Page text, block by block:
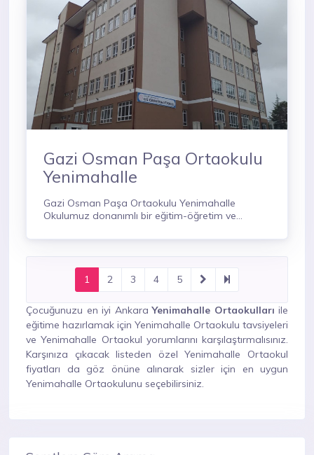
Gazi Osman Paşa Ortaokulu
Yenimahalle
Gazi Osman Paşa Ortaokulu Yenimahalle
Okulumuz donanımlı bir eğitim-öğretim ve
vermektedir.
1 2 3 4 5
Çocuğunuzu en iyi AnkaraYenimahalle Ortaokulları ile
eğitime hazırlamak için Yenimahalle Ortaokulu tavsiyeleri
ve Yenimahalle Ortaokul yorumlarını karşılaştırmalısınız.
Karşınıza çıkacak listeden özel Yenimahalle Ortaokul
fiyatları da göz önüne alınarak sizler için en uygun
Yenimahalle Ortaokulunu seçebilirsiniz.